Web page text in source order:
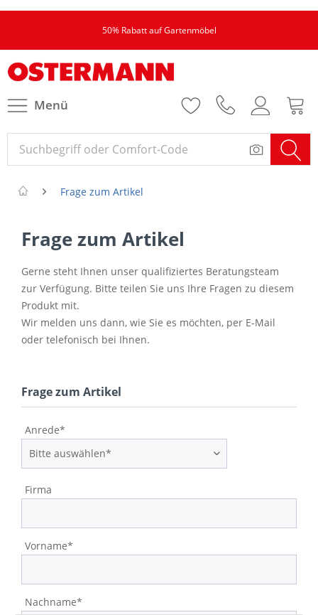
50% Rabatt auf Gartenmöbel
Menü
Frage zum Artikel
Frage zum Artikel
Gerne steht Ihnen unser qualifiziertes Beratungsteam
zur Verfügung. Bitte teilen Sie uns Ihre Fragen zu diesem
Produkt mit.
Wir melden uns dann, wie Sie es möchten, per E-Mail
oder telefonisch bei Ihnen.
Frage zum Artikel
Anrede*
Firma
Vorname*
Nachname*